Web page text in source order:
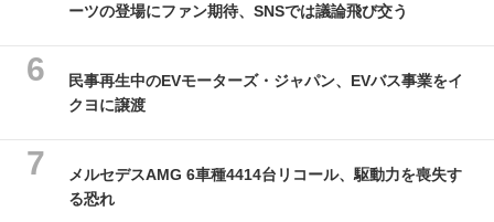
ーツの登場にファン期待、SNSでは議論飛び交う
民事再生中のEVモーターズ・ジャパン、EVバス事業をイ
クヨに譲渡
メルセデスAMG 6車種4414台リコール、駆動力を喪失す
る恐れ